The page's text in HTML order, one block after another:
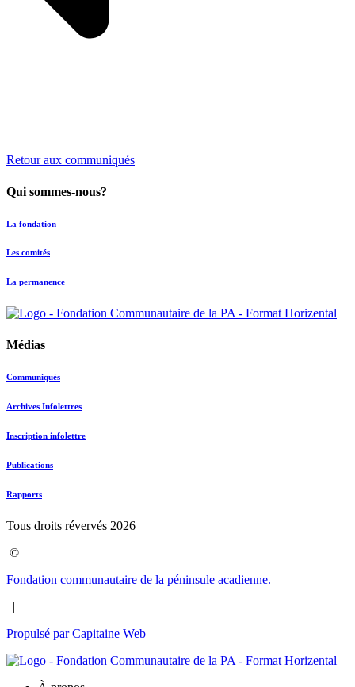
Retour aux communiqués
Qui sommes-nous?
La fondation
Les comités
La permanence
Médias
Communiqués
Archives Infolettres
Inscription infolettre
Publications
Rapports
Tous droits révervés 2026
©
Fondation communautaire de la péninsule acadienne.
|
Propulsé par Capitaine Web